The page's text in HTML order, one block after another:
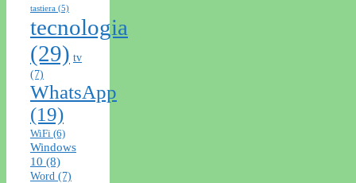
tastiera (5)
tecnologia
(29) tv
(7)
WhatsApp
(19)
WiFi (6)
Windows
10 (8)
Word (7)